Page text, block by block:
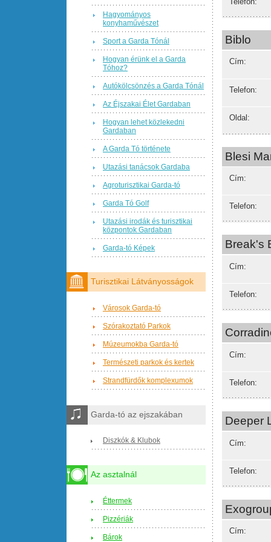
Biblo
Cím:
Telefon:
Oldal:
Blesi
Cím:
Telefon:
Break's
Cím:
Telefon:
Cím:
Telefon:
Deeper
Cím:
Telefon:
Cím:
Hagyományos
konyhaművészet
Sport a Garda Tónál
Hogyan érünk el a Garda
Tóhoz?
Autókölcsönzés a Garda Tónál
Az Éjszakai Élet Gardaban
Hogyan lehet közlekedni
Gardaban
A Garda Tó története
Utazási tanácsok Gardaba
Agroturisztikai Garda-tó
Garda Tó Golf
Utazási irodák és turisztikai
központok Gardaban
Garda-tó Képek
Turisztikai Látványosságok
Városok Garda-tó
Szórakoztató Parkok
Múzeumokba Garda-tó
Természeti parkok és kertek
Strandfürdők komplexumok
Garda-tó az ejszakában
Diszkók & Klubok
Az asztalnál
Éttermek
Pizzériák
Bárok